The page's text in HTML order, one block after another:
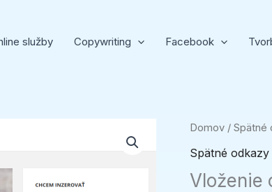
služby Copywriting Facebook
Domov / Spätné
Spätné odkazy
Vloženie
množstvo
Vloženie
odkazu
na